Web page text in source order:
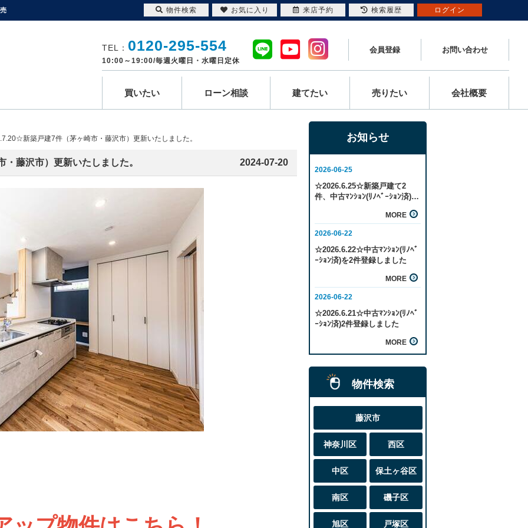
TEL： 0120-295-554
10:00～19:00/毎週火曜日・水曜日定休
会員登録 お問い合わせ
買いたい ローン相談 建てたい 売りたい 会社概要
新築戸建7件（茅ヶ崎市・藤沢市）更新いたしました。
藤沢市）更新いたしました。 2024-07-20
お知らせ
物件検索
藤沢市
神奈川区 西区
中区 保土ヶ谷区
南区 磯子区
旭区 戸塚区
物件検索 お気に入り 来店予約 検索履歴 ログイン